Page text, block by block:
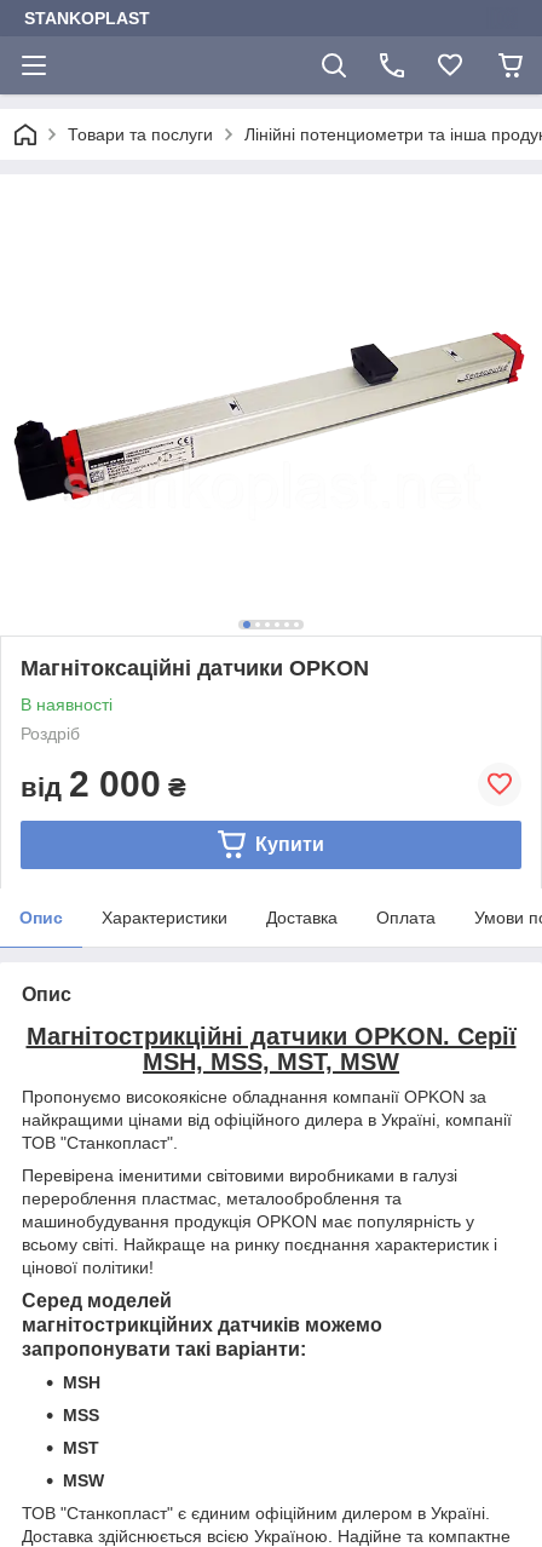
STANKOPLAST
Товари та послуги Лінійні потенциометри та інша
Магнітоксаційні датчики OPKON
В наявності
Роздріб
від 2 000 ₴
Купити
Опис Характеристики Доставка Оплата Умови
Опис
Магнітострикційні датчики OPKON. Серії
MSH, MSS, MST, MSW
Пропонуємо високоякісне обладнання компанії OPKON за
найкращими цінами від офіційного дилера в Україні, компанії
ТОВ "Станкопласт".
Перевірена іменитими світовими виробниками в галузі
перероблення пластмас, металооброблення та
машинобудування продукція OPKON має популярність у
всьому світі. Найкраще на ринку поєднання характеристик і
цінової політики!
Серед моделей
магнітострикційних датчиків можемо
запропонувати такі варіанти:
MSH
MSS
MST
MSW
ТОВ "Станкопласт" є єдиним офіційним дилером в Україні.
Доставка здійснюється всією Україною. Надійне та компактне